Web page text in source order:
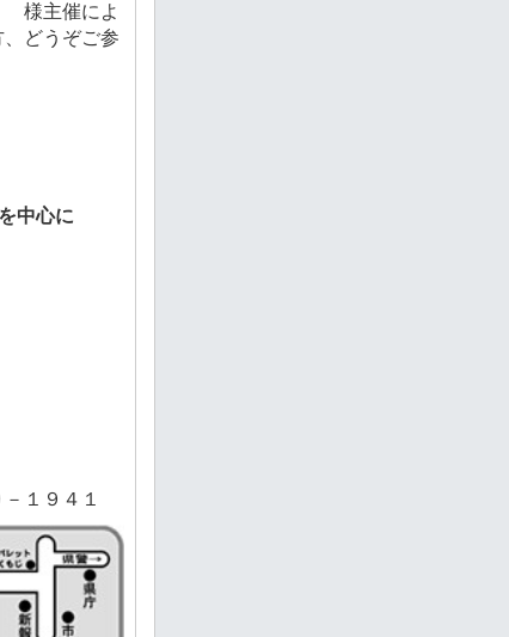
様主催によ
どうぞご参
中心に
１９４１